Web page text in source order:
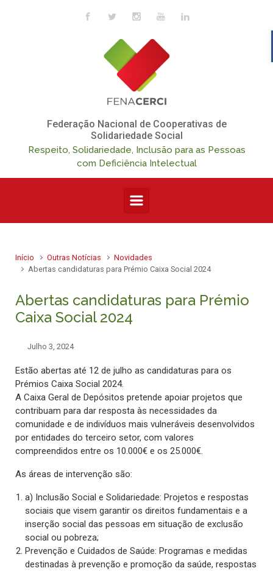
Skip to main content
Federação Nacional de Cooperativas de
Solidariedade Social
Respeito, Solidariedade, Inclusão para as Pessoas
com Deficiência Intelectual
Início Outras Notícias
Novidades
Abertas candidaturas para Prémio Caixa Social 2024
Abertas candidaturas para Prémio
Caixa Social 2024
Julho 3, 2024
Estão abertas até 12 de julho as candidaturas para os
Prémios Caixa Social 2024.
A Caixa Geral de Depósitos pretende apoiar projetos que
contribuam para dar resposta às necessidades da
comunidade e de indivíduos mais vulneráveis desenvolvidos
por entidades do terceiro setor, com valores
compreendidos entre os 10.000€ e os 25.000€.
As áreas de intervenção são:
a) Inclusão Social e Solidariedade: Projetos e respostas
sociais que visem garantir os direitos fundamentais e a
inserção social das pessoas em situação de exclusão
social ou pobreza;
Prevenção e Cuidados de Saúde: Programas e medidas
destinadas à prevenção e promoção da saúde, respostas